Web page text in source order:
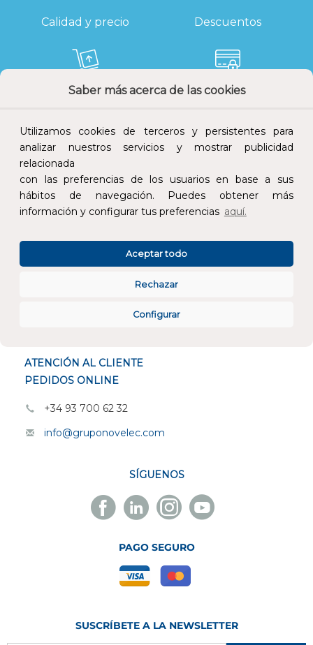
Saber más acerca de las cookies
Utilizamos cookies de terceros y persistentes para
analizar nuestros servicios y mostrar publicidad
relacionada
con las preferencias de los usuarios en base a sus
hábitos de navegación. Puedes obtener más
información y configurar tus preferencias aquí.
Configurar
Rechazar
Aceptar todo
Calidad y precio Descuentos
Atención al cliente
ATENCIÓN AL CLIENTE
PEDIDOS ONLINE
+34 93 700 62 32
info@gruponovelec.com
SÍGUENOS
Facebook
Novelec
Linkedin
Novelec
Instagram
Novelec
Youtube
Novelec
PAGO SEGURO
SUSCRÍBETE A LA NEWSLETTER